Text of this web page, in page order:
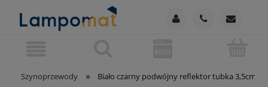
Szynoprzewody » Biało czarny podwójny reflektor tubka 3,5cm